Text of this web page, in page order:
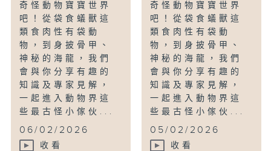
奇怪動物寶寶世界
吧！從袋食蟻獸這
類食肉性有袋動
物，到身披骨甲、
神秘的海龍，我們
會與你分享有趣的
知識及專家見解，
一起進入動物界這
些最古怪小傢伙...
06/02/2026
收看
奇怪動物寶寶世界
吧！從袋食蟻獸這
類食肉性有袋動
物，到身披骨甲、
神秘的海龍，我們
會與你分享有趣的
知識及專家見解，
一起進入動物界這
些最古怪小傢伙...
05/02/2026
收看